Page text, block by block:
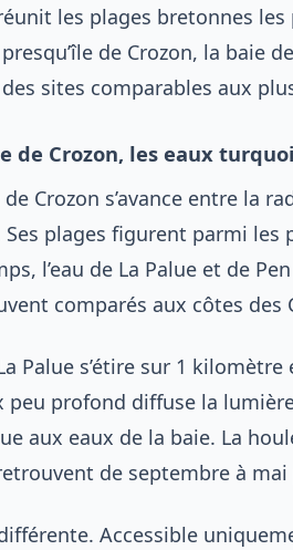
les plages bretonnes
presqu’île de Crozon, la baie
sites comparables aux
de Crozon, les eaux
de Crozon s’avance entre la
Ses plages figurent parmi
l’eau de La Palue et de
comparés aux côtes des
Palue s’étire sur 1
peu profond diffuse la
aux eaux de la baie. La
de septembre à
Accessible